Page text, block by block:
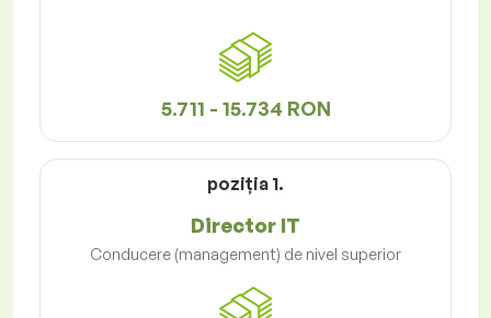
5.711 - 15.734 RON
poziţia 1.
Director IT
Conducere (management) de nivel superior